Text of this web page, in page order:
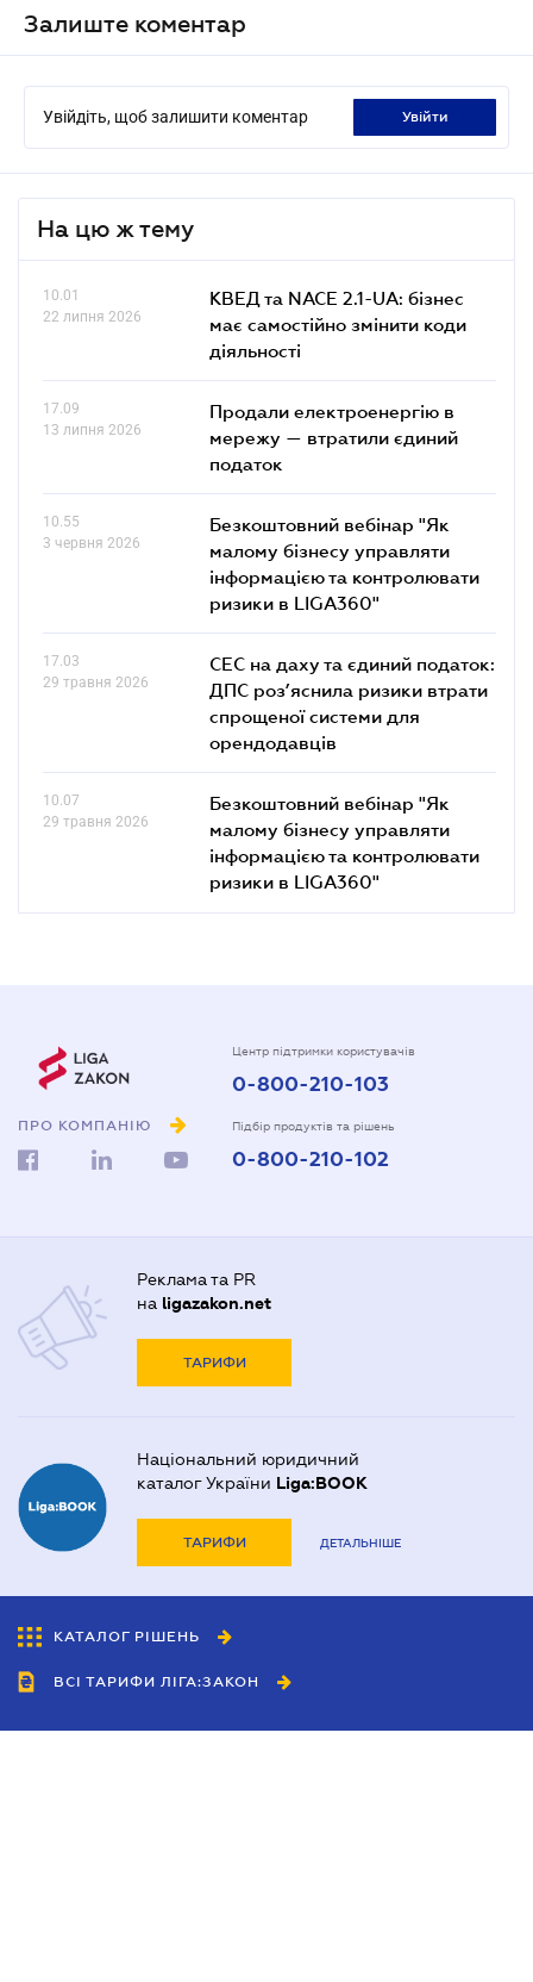
Залиште коментар
Увійдіть, щоб залишити коментар увійти
На цю ж тему
10.01
22 липня 2026
КВЕД та NACE 2.1-UA: бізнес
має самостійно змінити коди
діяльності
17.09
13 липня 2026
Продали електроенергію в
мережу — втратили єдиний
податок
10.55
3 червня 2026
Безкоштовний вебінар "Як
малому бізнесу управляти
інформацією та контролювати
ризики в LIGA360"
17.03
29 травня 2026
СЕС на даху та єдиний податок:
ДПС роз’яснила ризики втрати
спрощеної системи для
орендодавців
10.07
29 травня 2026
Безкоштовний вебінар "Як
малому бізнесу управляти
інформацією та контролювати
ризики в LIGA360"
ПРО КОМПАНІЮ
Центр підтримки користувачів
0-800-210-103
Підбір продуктів та рішень
0-800-210-102
Реклама та PR
на ligazakon.net
ТАРИФИ
Національний юридичний
каталог України Liga:BOOK
ТАРИФИ ДЕТАЛЬНІШЕ
КАТАЛОГ РІШЕНЬ
ВСІ ТАРИФИ ЛІГА:ЗАКОН